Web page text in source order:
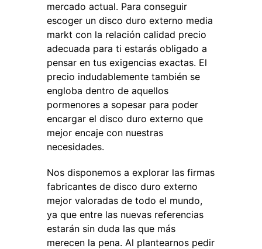
mercado actual. Para conseguir
escoger un disco duro externo media
markt con la relación calidad precio
adecuada para ti estarás obligado a
pensar en tus exigencias exactas. El
precio indudablemente también se
engloba dentro de aquellos
pormenores a sopesar para poder
encargar el disco duro externo que
mejor encaje con nuestras
necesidades.
Nos disponemos a explorar las firmas
fabricantes de disco duro externo
mejor valoradas de todo el mundo,
ya que entre las nuevas referencias
estarán sin duda las que más
merecen la pena. Al plantearnos pedir